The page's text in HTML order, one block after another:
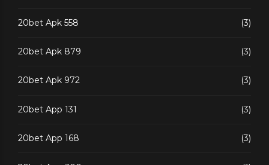
20bet Apk 558 (3)
20bet Apk 879 (3)
20bet Apk 972 (3)
20bet App 131 (3)
20bet App 168 (3)